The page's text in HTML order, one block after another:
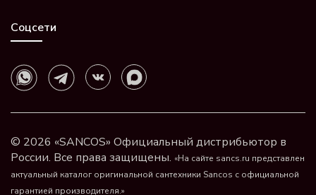
Соцсети
© 2026 «SANCOS» Официальный дистрибьютор в
России. Все права защищены. «На сайте sancs.ru представлен
актуальный каталог оригинальной сантехники Sancos с официальной
гарантией производителя.»